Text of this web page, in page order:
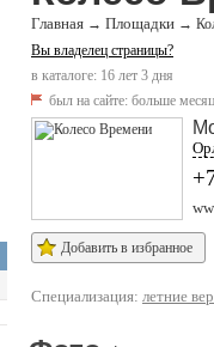
Главная → Площадки →
Вы владелец страницы?
в каталоге: 16 лет 3 дня
был на сайте: больше
Добавить в избранное
Специализация: летние